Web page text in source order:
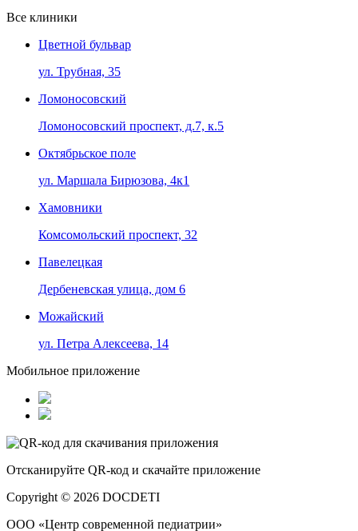
Все клиники
Цветной бульвар
ул. Трубная, 35
Ломоносовский
Ломоносовский проспект, д.7, к.5
Октябрьское поле
ул. Маршала Бирюзова, 4к1
Хамовники
Комсомольский проспект, 32
Павелецкая
Дербеневская улица, дом 6
Можайский
ул. Петра Алексеева, 14
Мобильное приложение
Отсканируйте QR-код и скачайте приложение
Copyright © 2026 DOCDETI
ООО «Центр современной педиатрии»